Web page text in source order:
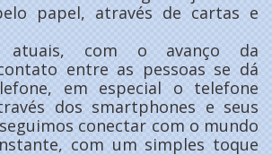
papel, através de cartas e
atuais, com o avanço da
entre as pessoas se dá
em especial o telefone
dos smartphones e seus
conectar com o mundo
com um simples toque